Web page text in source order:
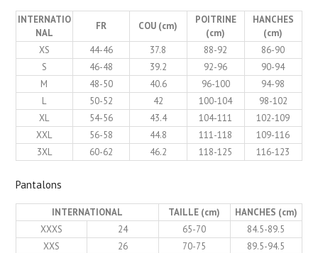
INTERNATIO
NAL
FR COU (cm)
POITRINE
(cm)
HANCHES
(cm)
XS
44-46 37.8 88-92
86-90
S
46-48 39.2 92-96
90-94
M
48-50 40.6 96-100
94-98
L
50-52 42 100-104
98-102
XL
54-56 43.4 104-111
102-109
XXL
56-58 44.8 111-118
109-116
3XL
60-62 46.2 118-125 116-123
Pantalons
INTERNATIONAL TAILLE (cm)
HANCHES (cm)
XXXS
24 65-70
84.5-89.5
XXS
26 70-75
89.5-94.5